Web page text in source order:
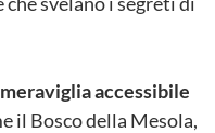
accessibile
il Bosco della Mesola,